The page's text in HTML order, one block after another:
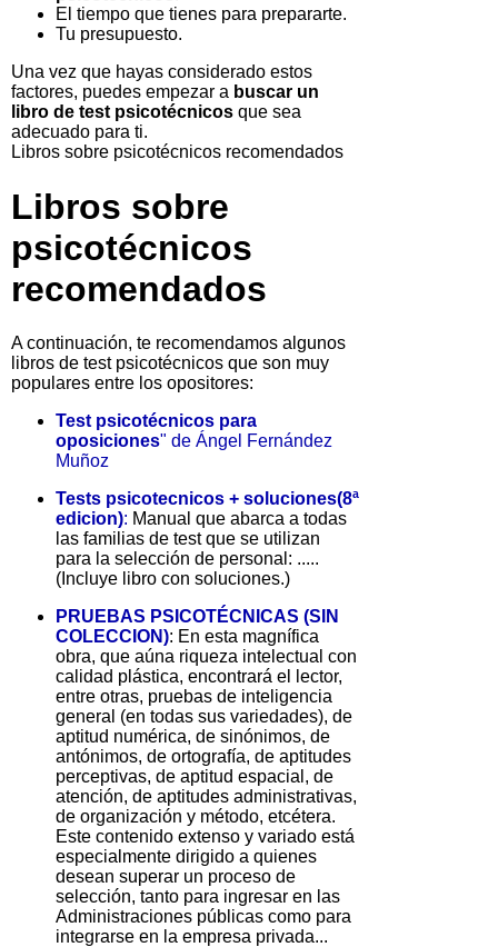
El tiempo que tienes para prepararte.
Tu presupuesto.
Una vez que hayas considerado estos
factores, puedes empezar a buscar un
libro de test psicotécnicos que sea
adecuado para ti.
Libros sobre psicotécnicos recomendados
Libros sobre
psicotécnicos
recomendados
A continuación, te recomendamos algunos
libros de test psicotécnicos que son muy
populares entre los opositores:
Test psicotécnicos para
oposiciones" de Ángel Fernández
Muñoz
Tests psicotecnicos + soluciones(8ª
edicion): Manual que abarca a todas
las familias de test que se utilizan
para la selección de personal: .....
(Incluye libro con soluciones.)
PRUEBAS PSICOTÉCNICAS (SIN
COLECCION): En esta magnífica
obra, que aúna riqueza intelectual con
calidad plástica, encontrará el lector,
entre otras, pruebas de inteligencia
general (en todas sus variedades), de
aptitud numérica, de sinónimos, de
antónimos, de ortografía, de aptitudes
perceptivas, de aptitud espacial, de
atención, de aptitudes administrativas,
de organización y método, etcétera.
Este contenido extenso y variado está
especialmente dirigido a quienes
desean superar un proceso de
selección, tanto para ingresar en las
Administraciones públicas como para
integrarse en la empresa privada...